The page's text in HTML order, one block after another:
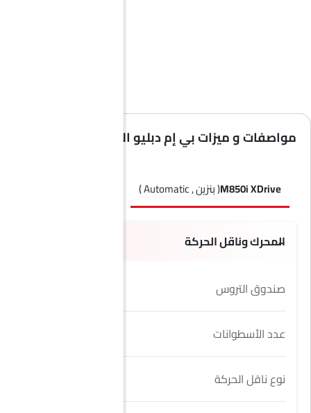
مواصفات و ميزات بي إم دبليو الفئة 8 كوبيه
M850i XDrive( بنزين , Automatic )
المحرك وناقل الحركة
صندوق التروس
عدد الأسطوانات
نوع ناقل الحركة